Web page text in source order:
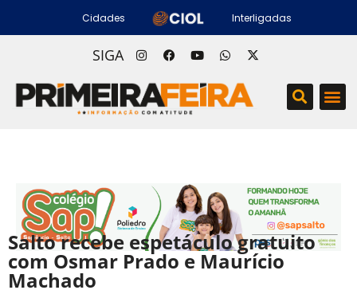
Cidades Interligadas
SIGA
Salto recebe espetáculo gratuito
com Osmar Prado e Maurício
Machado